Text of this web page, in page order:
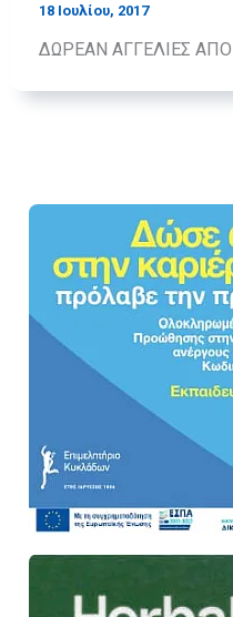
18 Ιουλίου, 2017
ΔΩΡΕΑΝ ΑΓΓΕΛΙΕΣ ΑΠΟ